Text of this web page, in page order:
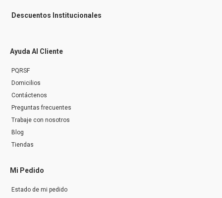
Descuentos Institucionales
Ayuda Al Cliente
PQRSF
Domicilios
Contáctenos
Preguntas frecuentes
Trabaje con nosotros
Blog
Tiendas
Mi Pedido
Estado de mi pedido